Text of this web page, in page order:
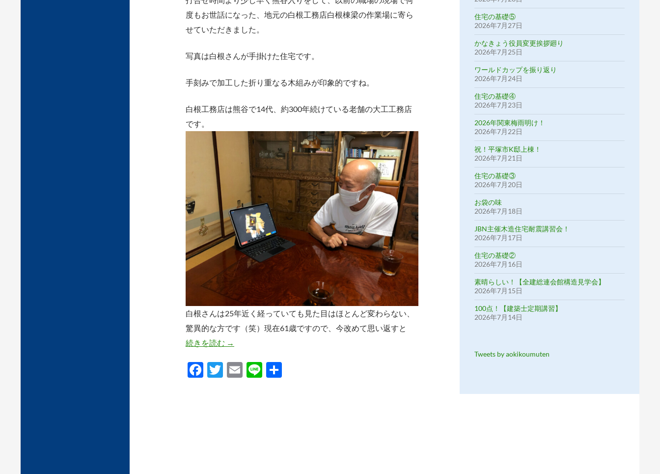
度もお世話になった、地元の白根工務店白根棟梁の作業場に寄ら
せていただきました。
写真は白根さんが手掛けた住宅です。
手刻みで加工した折り重なる木組みが印象的ですね。
白根工務店は熊谷で14代、約300年続けている老舗の大工工務店
です。
白根さんは25年近く経っていても見た目はほとんど変わらない、
驚異的な方です（笑）現在61歳ですので、今改めて思い返すと
続きを読む 大工の血と誇り
→
F
T
E
Li
住宅の基礎⑤
2026年7月27日
かなきょう役員変更挨拶廻り
2026年7月25日
ワールドカップを振り返り
2026年7月24日
住宅の基礎④
2026年7月23日
2026年関東梅雨明け！
2026年7月22日
祝！平塚市K邸上棟！
2026年7月21日
住宅の基礎③
2026年7月20日
お袋の味
2026年7月18日
JBN主催木造住宅耐震講習会！
2026年7月17日
住宅の基礎②
2026年7月16日
素晴らしい！【全建総連会館構造見学会】
2026年7月15日
100点！【建築士定期講習】
2026年7月14日
Tweets by aokikoumuten